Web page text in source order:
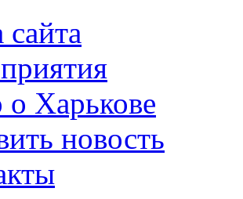
сайта
Харькове
новость